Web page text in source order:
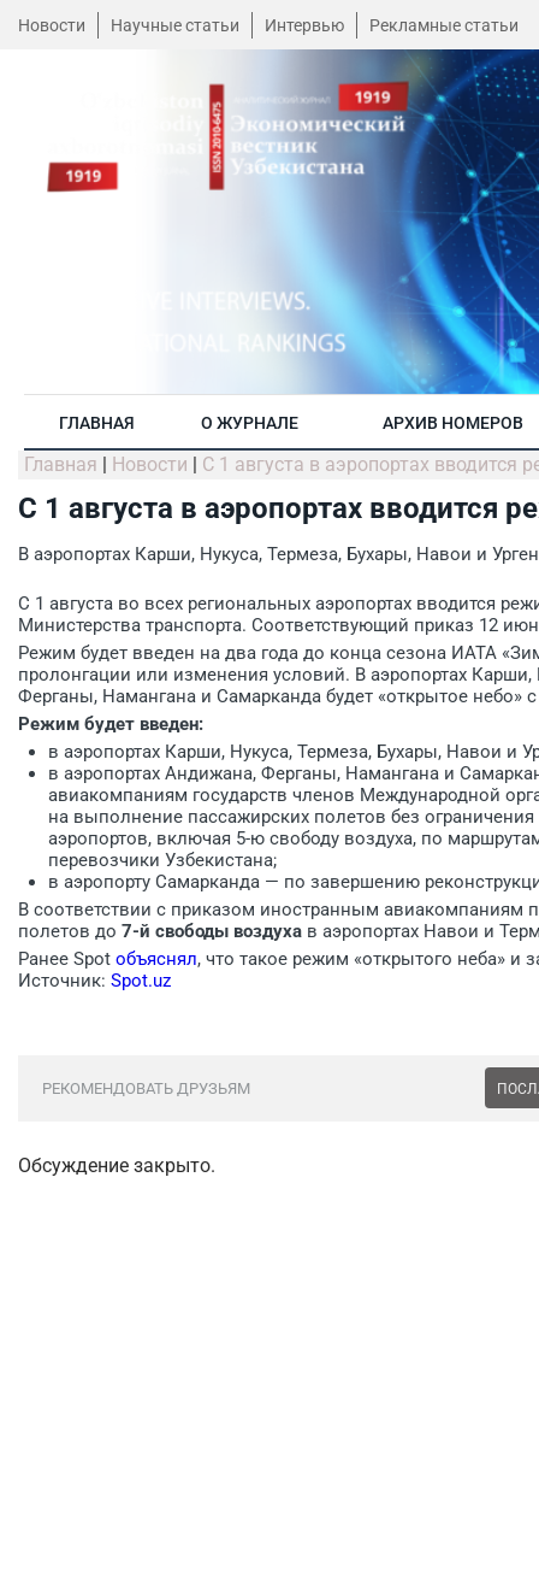
Новости Научные статьи Интервью Рекламные статьи
ГЛАВНАЯ О ЖУРНАЛЕ АРХИВ НОМЕРОВ
Главная | Новости | С 1 августа в аэропортах вводится
С 1 августа в аэропортах вводится
В аэропортах Карши, Нукуса, Термеза, Бухары, Навои и
С 1 августа во всех региональных аэропортах вводится
Министерства транспорта. Соответствующий приказ 12
Режим будет введен на два года до конца сезона ИАТА
пролонгации или изменения условий. В аэропортах
Ферганы, Намангана и Самарканда будет «открытое небо»
Режим будет введен:
в аэропортах Карши, Нукуса, Термеза, Бухары, Навои и
в аэропортах Андижана, Ферганы, Намангана и
авиакомпаниям государств членов Международной
на выполнение пассажирских полетов без
аэропортов, включая 5-ю свободу воздуха, по
перевозчики Узбекистана;
в аэропорту Самарканда — по завершению
В соответствии с приказом иностранным авиакомпаниям
полетов до 7-й свободы воздуха в аэропортах Навои и
Ранее Spot объяснял, что такое режим «открытого неба» и
Источник: Spot.uz
РЕКОМЕНДОВАТЬ ДРУЗЬЯМ
Обсуждение закрыто.